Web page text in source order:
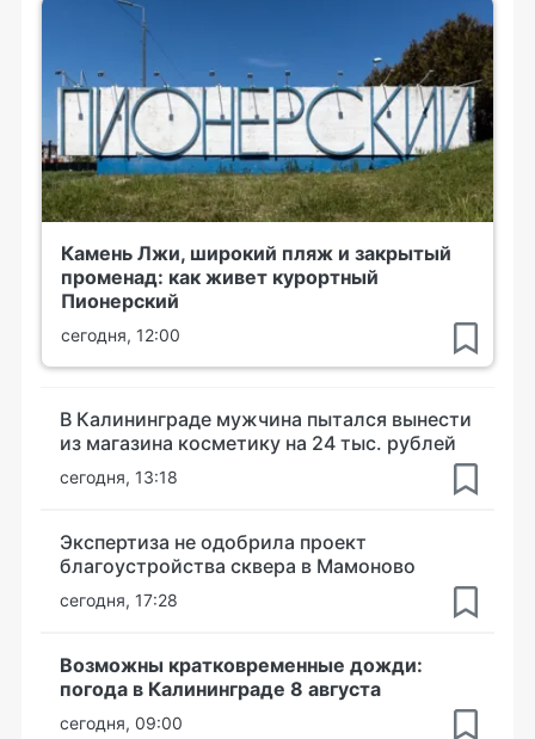
Камень Лжи, широкий пляж и закрытый
променад: как живет курортный
Пионерский
сегодня, 12:00
В Калининграде мужчина пытался вынести
из магазина косметику на 24 тыс. рублей
сегодня, 13:18
Экспертиза не одобрила проект
благоустройства сквера в Мамоново
сегодня, 17:28
Возможны кратковременные дожди:
погода в Калининграде 8 августа
сегодня, 09:00